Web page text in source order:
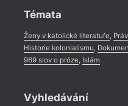
Témata
Ženy v katolické literatuře,
Historie kolonialismu,
969 slov o próze, Islám
Vyhledávání